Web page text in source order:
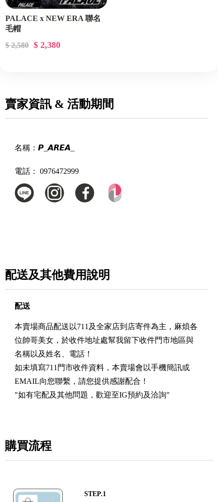
PALACE x NEW ERA 聯名
毛帽
$ 2,580
$ 2,380
賣家資訊 & 活動期間
名稱： 𝙋_𝘼𝙍𝙀𝘼_
電話： 0976472999
配送及其他費用說明
配送
本賣場商品配送以711及全家店到店寄件為主，麻煩各
位帥哥美女，於收件地址處幫我留下收件門市地區與
名稱以及姓名、電話！
如未填寫711門市收件資料，本賣場會以手機簡訊或
EMAIL向您聯繫，請您提供感謝配合！
"如有宅配及其他問題，歡迎至IG預約及洽詢"
購買流程
STEP.1